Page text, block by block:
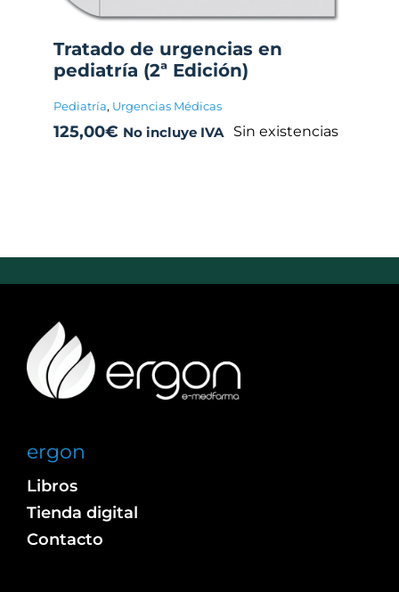
Tratado de urgencias en
pediatría (2ª Edición)
Pediatría, Urgencias Médicas
125,00€ No incluye IVA Sin existencias
ergon
Libros
Tienda digital
Contacto